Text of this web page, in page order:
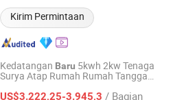
Kirim Permintaan
Kedatangan Baru 5kwh 2kw Tenaga
Surya Atap Rumah Rumah Tangga
Daya Solar Fase Terpisah
US$3.222,25-3.945,3 / Bagian
Technology Co., Ltd.